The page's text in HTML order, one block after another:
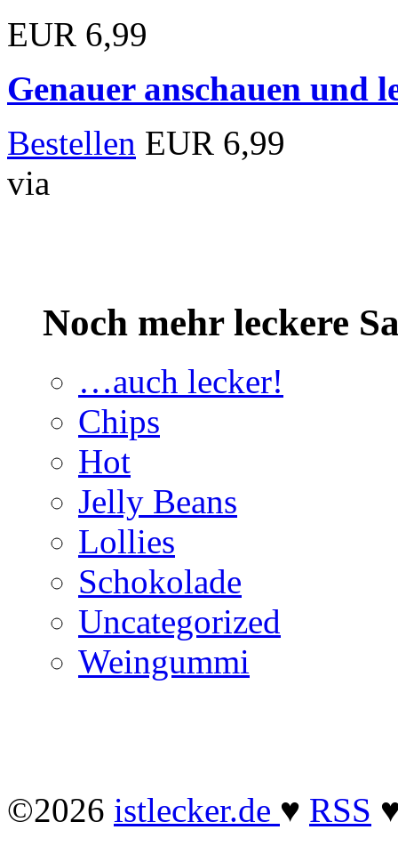
EUR 6,99
Genauer anschauen und
Bestellen EUR 6,99
via
Noch mehr leckere
…auch lecker!
Chips
Hot
Jelly Beans
Lollies
Schokolade
Uncategorized
Weingummi
©2026 istlecker.de ♥ RSS